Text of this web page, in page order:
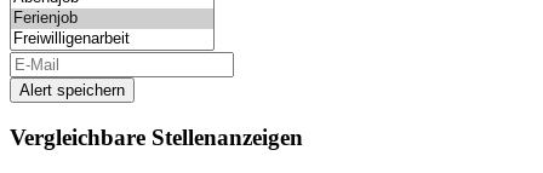
Alert speichern
Vergleichbare Stellenanzeigen